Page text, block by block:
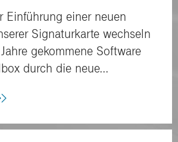
Einführung einer neuen
Signaturkarte wechseln
gekommene Software
durch die neue...